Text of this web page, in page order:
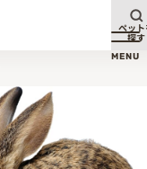
メ
MENU
ペッ
探す